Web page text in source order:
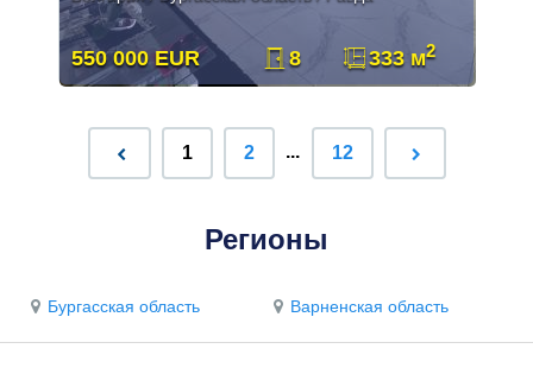
550 000 EUR 8 333 м2
1 2 ... 12
Регионы
Бургасская область Варненская область